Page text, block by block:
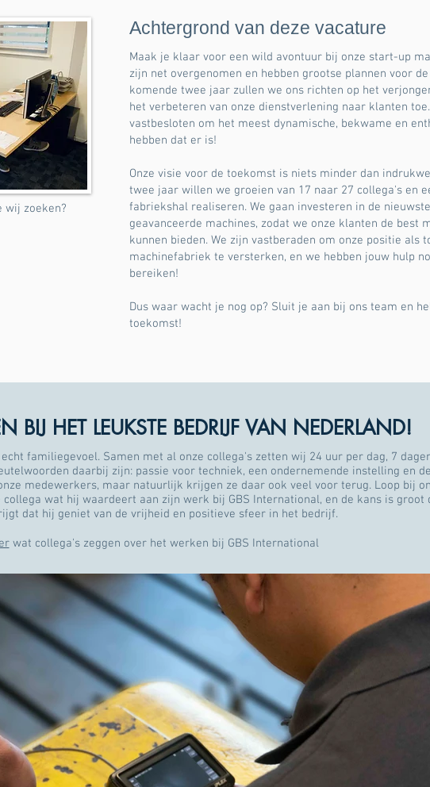
wij zoeken?
Achtergrond van deze vacature
Maak je klaar voor een wild avontuur bij onze start-up
zijn net overgenomen en hebben grootse plannen voor
komende twee jaar zullen we ons richten op het
het verbeteren van onze dienstverlening naar klanten
vastbesloten om het meest dynamische, bekwame en
hebben dat er is!
Onze visie voor de toekomst is niets minder dan
twee jaar willen we groeien van 17 naar 27 collega's en
fabriekshal realiseren. We gaan investeren in de
geavanceerde machines, zodat we onze klanten de best
kunnen bieden. We zijn vastberaden om onze positie als
machinefabriek te versterken, en we hebben jouw hulp
bereiken!
Dus waar wacht je nog op? Sluit je aan bij ons team en
toekomst!
BIJ HET LEUKSTE BEDRIJF VAN NEDERLAND!
familiegevoel. Samen met al onze collega's zetten wij 24 uur per dag, 7
daarbij zijn: passie voor techniek, een ondernemende instelling en
medewerkers, maar natuurlijk krijgen ze daar ook veel voor terug. Loop bij
wat hij waardeert aan zijn werk bij GBS International, en de kans is groot
dat hij geniet van de vrijheid en positieve sfeer in het bedrijf.
wat collega's zeggen over het werken bij GBS International